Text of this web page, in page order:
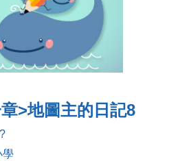
>地圖主的日記8
學